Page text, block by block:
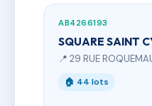
AB4266193
SQUARE SAINT
📍 29 RUE
🏠 44 lots